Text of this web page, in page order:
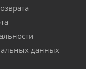
данных